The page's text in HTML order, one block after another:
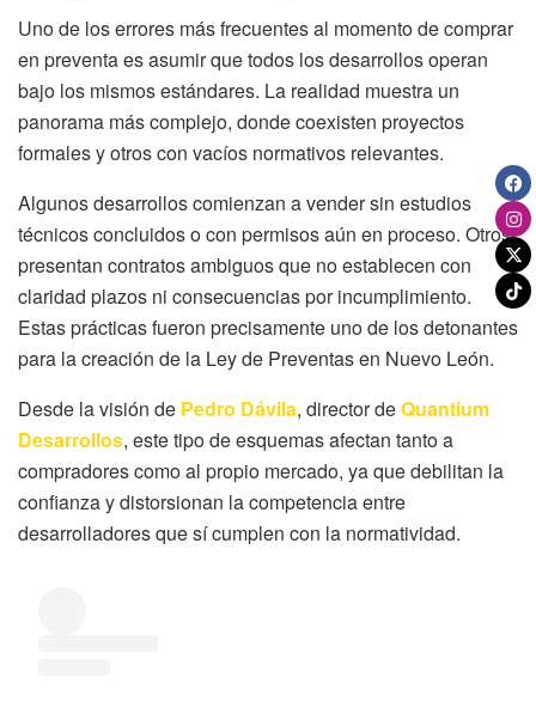
Uno de los errores más frecuentes al momento de comprar
en preventa es asumir que todos los desarrollos operan
bajo los mismos estándares. La realidad muestra un
panorama más complejo, donde coexisten proyectos
formales y otros con vacíos normativos relevantes.
Algunos desarrollos comienzan a vender sin estudios
técnicos concluidos o con permisos aún en proceso. Otros
presentan contratos ambiguos que no establecen con
claridad plazos ni consecuencias por incumplimiento.
Estas prácticas fueron precisamente uno de los detonantes
para la creación de la Ley de Preventas en Nuevo León.
Desde la visión de Pedro Dávila, director deQuantium
Desarrollos, este tipo de esquemas afectan tanto a
compradores como al propio mercado, ya que debilitan la
confianza y distorsionan la competencia entre
desarrolladores que sí cumplen con la normatividad.